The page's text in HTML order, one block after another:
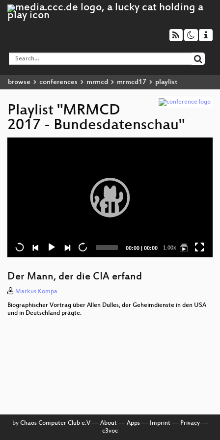
browse conferences mrmcd mrmcd17 playlist
Playlist "MRMCD
2017 - Bundesdatenschau"
Current
00:00 | Total
00:00 1.00x
Der Mann, der die CIA erfand
Markus Kompa
Biographischer Vortrag über Allen Dulles, der Geheimdienste in den USA
und in Deutschland prägte.
by Chaos Computer Club e.V–– About–– Apps–– Imprint–– Privacy––
c3voc